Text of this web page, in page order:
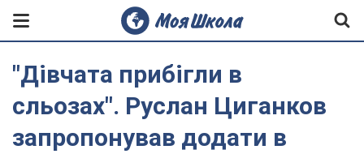
"Дівчата прибігли в
сльозах". Руслан Циганков
запропонував додати в